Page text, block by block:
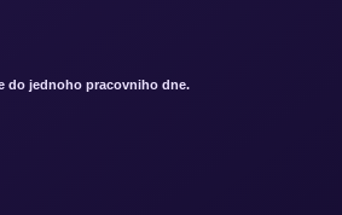
do jednoho pracovniho dne.